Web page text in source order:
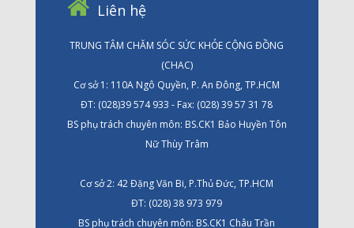
Liên hệ
TRUNG TÂM CHĂM SÓC SỨC KHỎE CỘNG ĐỒNG
(CHAC)
Cơ sở 1: 110A Ngô Quyền, P. An Đông, TP.HCM
ĐT: (028)39 574 933 - Fax: (028) 39 57 31 78
BS phụ trách chuyên môn: BS.CK1 Bảo Huyền Tôn
Nữ Thùy Trâm
Cơ sở 2: 42 Đặng Văn Bi, P.Thủ Đức, TP.HCM
ĐT: (028) 38 973 979
BS phụ trách chuyên môn: BS.CK1 Châu Trần